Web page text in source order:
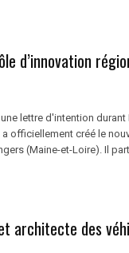
d’innovation
lettre d'intention
a officiellement créé le
(Maine-et-Loire). Il
architecte des